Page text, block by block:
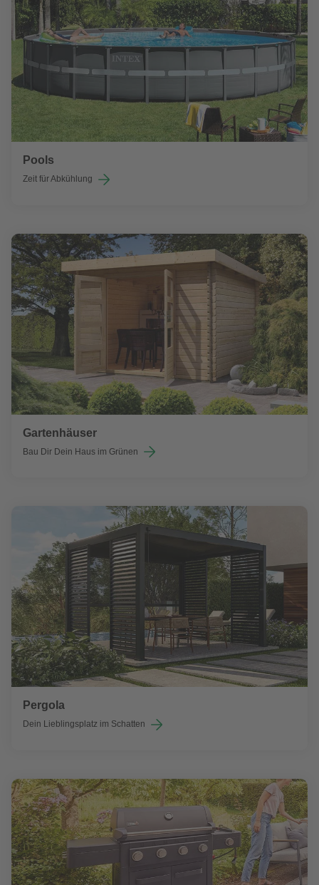
Pools
Zeit für Abkühlung
Gartenhäuser
Bau Dir Dein Haus im Grünen
Pergola
Dein Lieblingsplatz im Schatten